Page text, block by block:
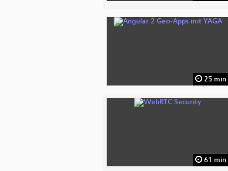
25 min
61 min